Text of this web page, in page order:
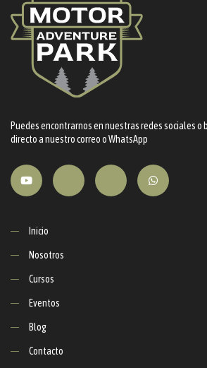
Puedes encontrarnos en nuestras redes sociales o
directo a nuestro correo o WhatsApp
Inicio
Nosotros
Cursos
Eventos
Blog
Contacto